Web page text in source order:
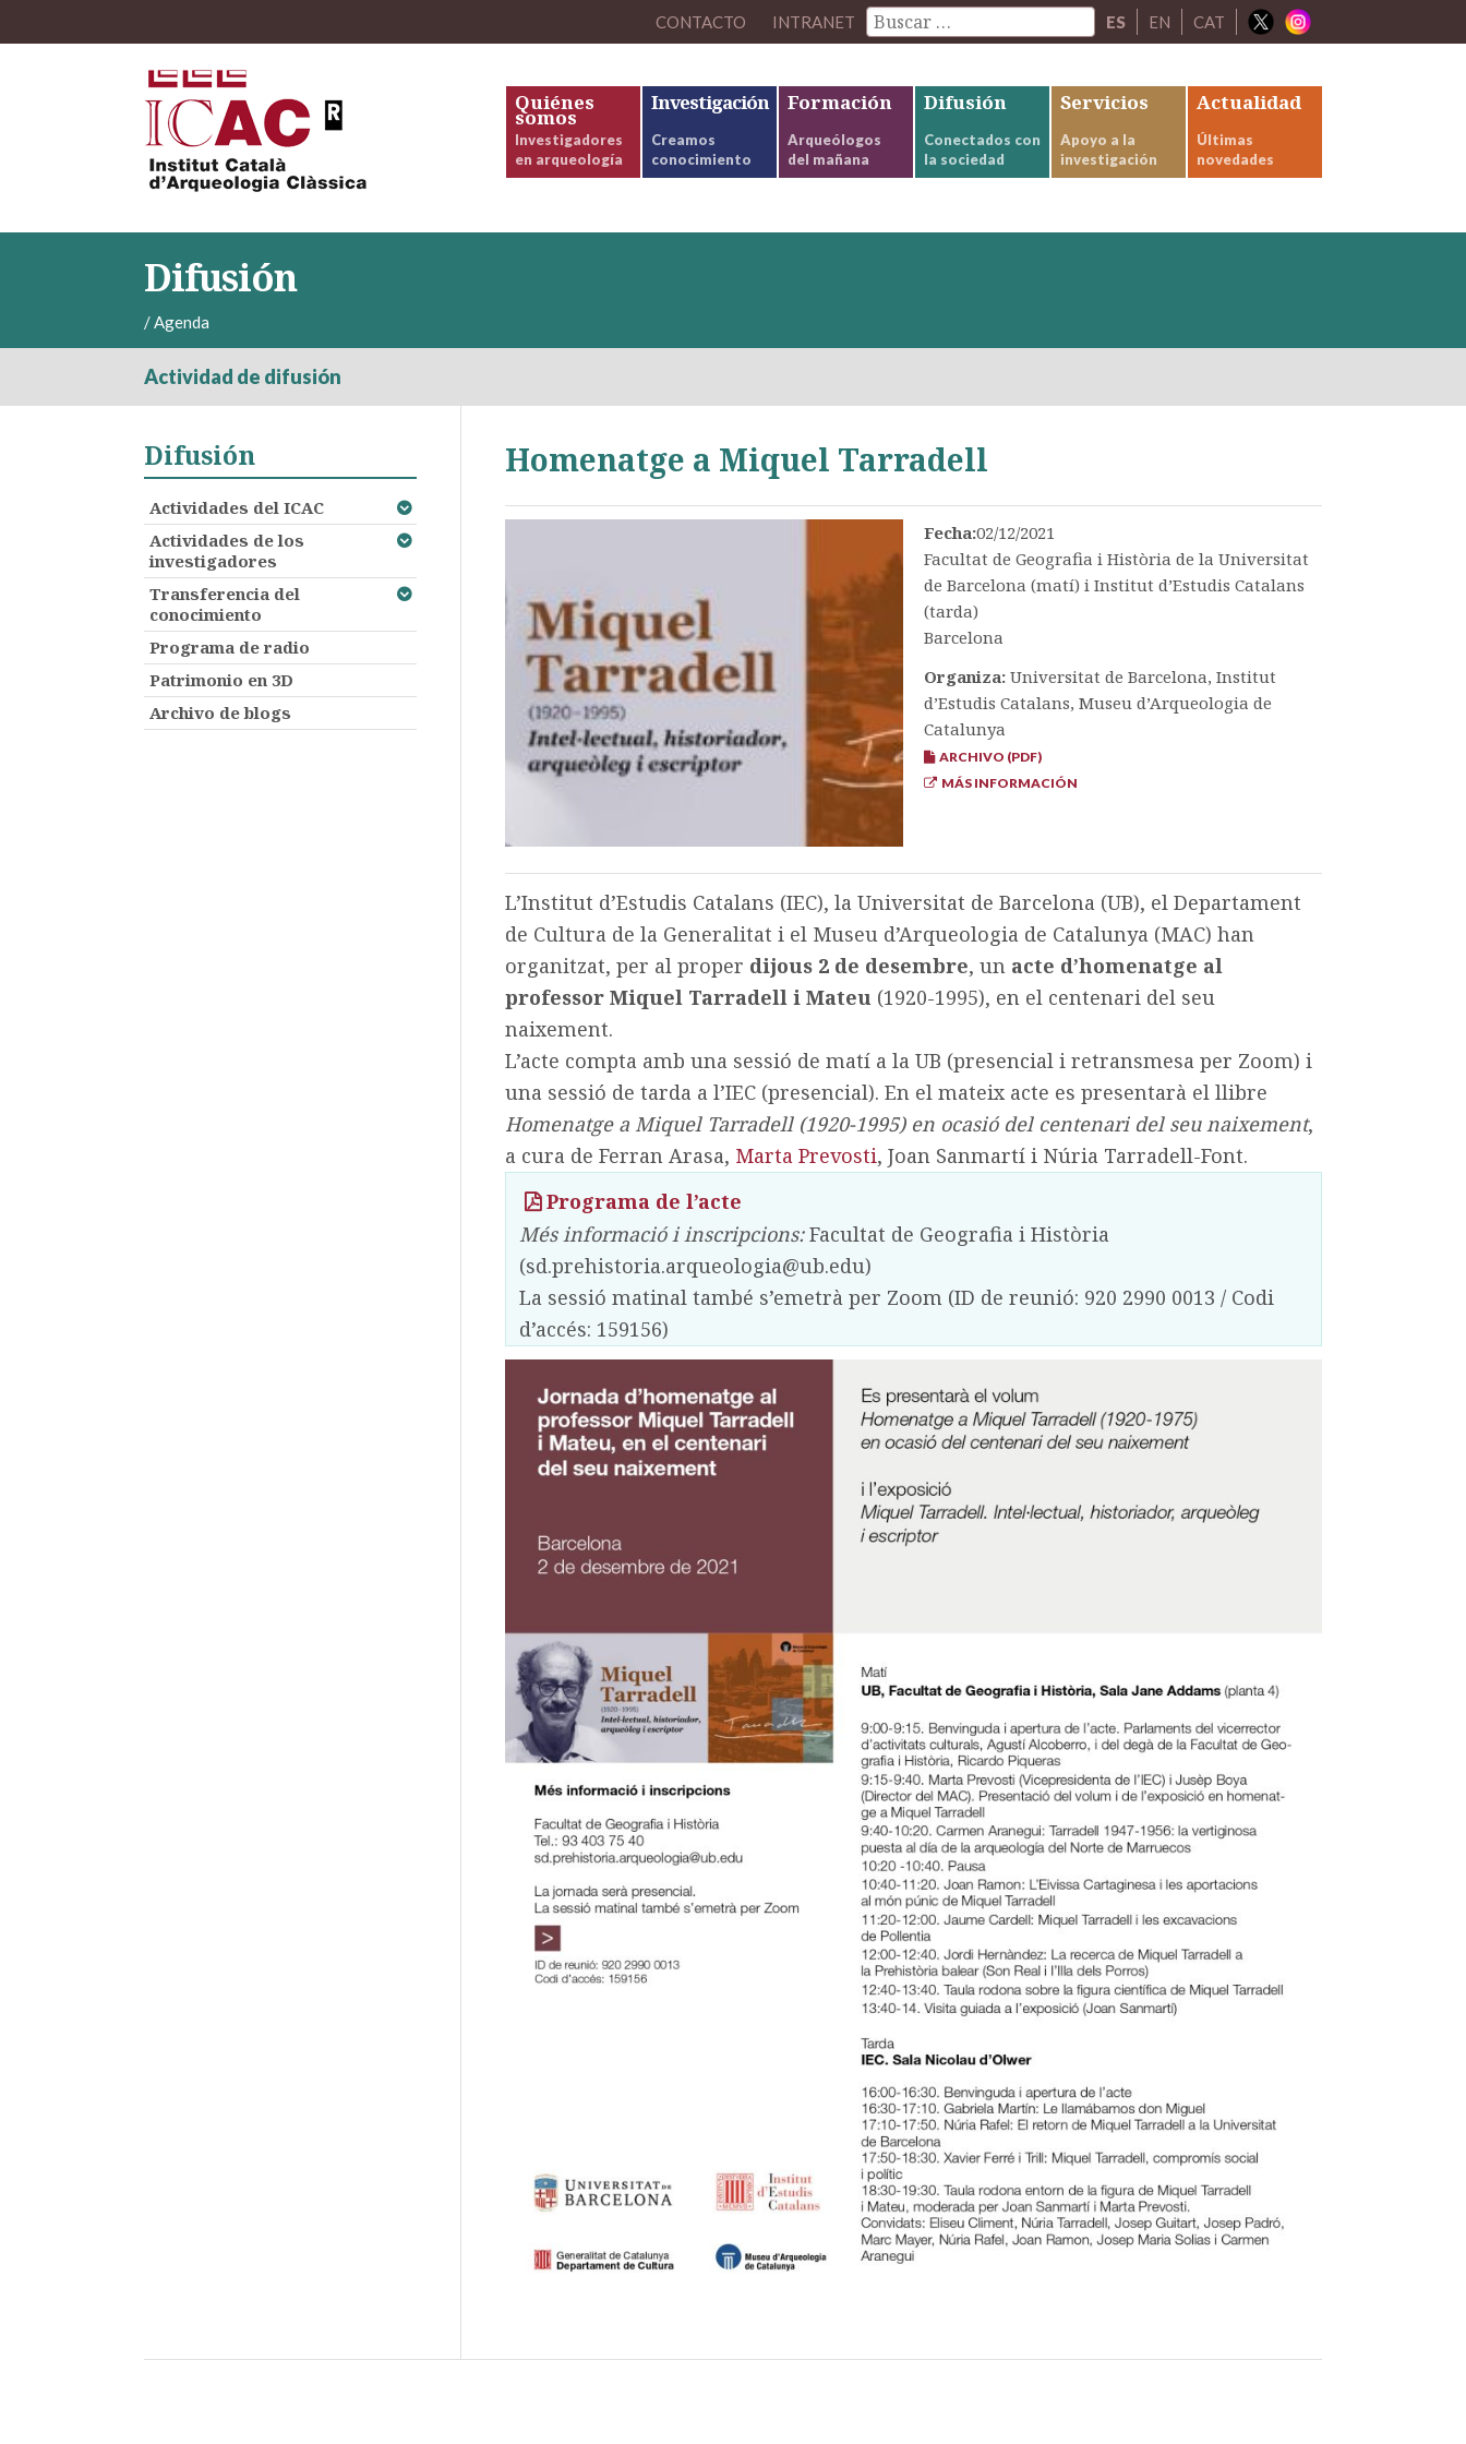
CONTACTO INTRANET ES EN CAT
Quiénes
somos
Investigadores
en arqueología
Investigación
Creamos
conocimiento
Formación
Arqueólogos
del mañana
Difusión
Conectados con
la sociedad
Servicios
Apoyo a la
investigación
Actualidad
Últimas
novedades
Difusión
/Agenda
Actividad de difusión
Homenatge a Miquel Tarradell
Fecha:02/12/2021
Facultat de Geografia i Història de la Universitat
de Barcelona (matí) i Institut d’Estudis Catalans
(tarda)
Barcelona
Organiza:Universitat de Barcelona, Institut
d’Estudis Catalans, Museu d’Arqueologia de
Catalunya
ARCHIVO (PDF)
MÁS INFORMACIÓN
L’Institut d’Estudis Catalans (IEC), la Universitat de Barcelona (UB), el Departament
de Cultura de la Generalitat i el Museu d’Arqueologia de Catalunya (MAC) han
organitzat, per al proper dijous 2 de desembre, un acte d’homenatge al
professor Miquel Tarradell i Mateu (1920-1995), en el centenari del seu
naixement.
L’acte compta amb una sessió de matí a la UB (presencial i retransmesa per Zoom) i
una sessió de tarda a l’IEC (presencial). En el mateix acte es presentarà el llibre
Homenatge a Miquel Tarradell (1920-1995) en ocasió del centenari del seu naixement,
a cura de Ferran Arasa, Marta Prevosti, Joan Sanmartí i Núria Tarradell-Font.
Programa de l’acte
Més informació i inscripcions:Facultat de Geografia i Història
(sd.prehistoria.arqueologia@ub.edu)
La sessió matinal també s’emetrà per Zoom (ID de reunió: 920 2990 0013 / Codi
d’accés: 159156)
Difusión
Actividades del ICAC
Actividades de los
investigadores
Transferencia del
conocimiento
Programa de radio
Patrimonio en 3D
Archivo de blogs